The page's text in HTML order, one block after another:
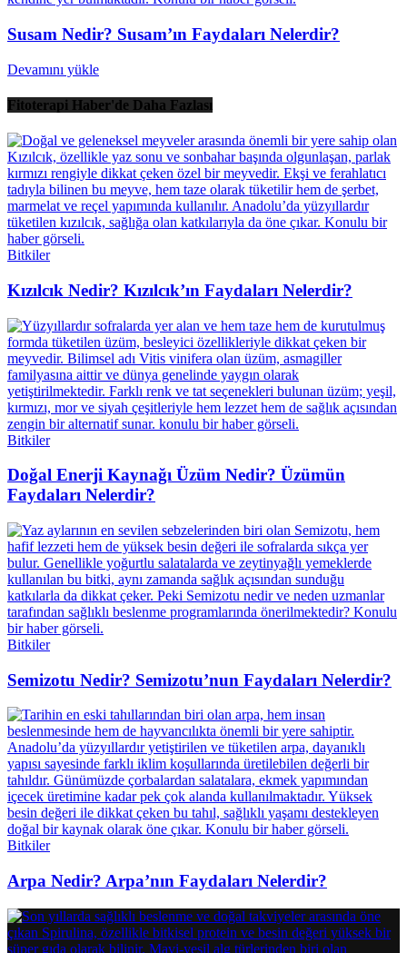
Susam Nedir? Susam’ın Faydaları Nelerdir?
Devamını yükle
Fitoterapi Haber'de Daha Fazlası
Bitkiler
Kızılcık Nedir? Kızılcık’ın Faydaları Nelerdir?
Bitkiler
Doğal Enerji Kaynağı Üzüm Nedir? Üzümün
Faydaları Nelerdir?
Bitkiler
Semizotu Nedir? Semizotu’nun Faydaları Nelerdir?
Bitkiler
Arpa Nedir? Arpa’nın Faydaları Nelerdir?